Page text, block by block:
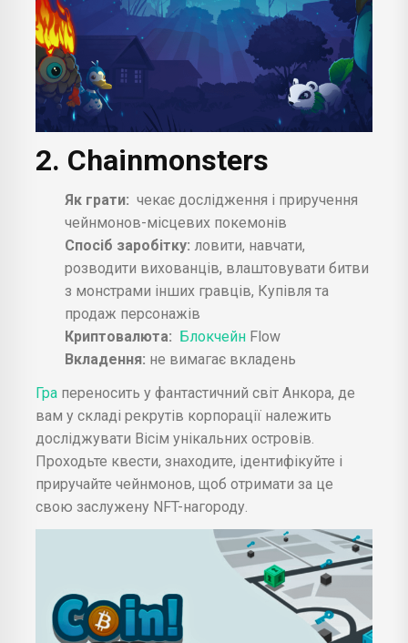
2. Chainmonsters
Як грати: чекає дослідження і приручення
чейнмонов-місцевих покемонів
Спосіб заробітку: ловити, навчати,
розводити вихованців, влаштовувати битви
з монстрами інших гравців, Купівля та
продаж персонажів
Криптовалюта: Блокчейн Flow
Вкладення: не вимагає вкладень
Гра переносить у фантастичний світ Анкора, де
вам у складі рекрутів корпорації належить
досліджувати Вісім унікальних островів.
Проходьте квести, знаходите, ідентифікуйте і
приручайте чейнмонов, щоб отримати за це
свою заслужену NFT-нагороду.